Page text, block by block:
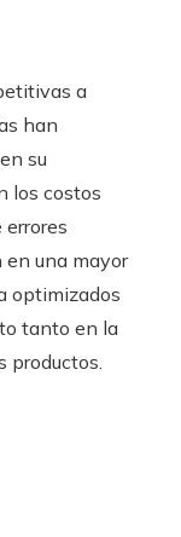
a
han
su
los costos
en una mayor
optimizados
tanto en la
productos.